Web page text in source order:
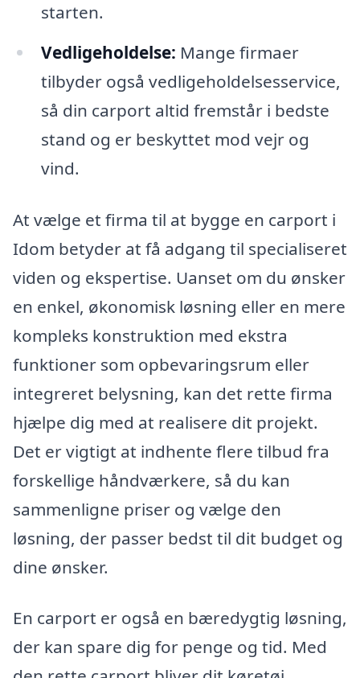
starten.
Vedligeholdelse: Mange firmaer
tilbyder også vedligeholdelsesservice,
så din carport altid fremstår i bedste
stand og er beskyttet mod vejr og
vind.
At vælge et firma til at bygge en carport i
Idom betyder at få adgang til specialiseret
viden og ekspertise. Uanset om du ønsker
en enkel, økonomisk løsning eller en mere
kompleks konstruktion med ekstra
funktioner som opbevaringsrum eller
integreret belysning, kan det rette firma
hjælpe dig med at realisere dit projekt.
Det er vigtigt at indhente flere tilbud fra
forskellige håndværkere, så du kan
sammenligne priser og vælge den
løsning, der passer bedst til dit budget og
dine ønsker.
En carport er også en bæredygtig løsning,
der kan spare dig for penge og tid. Med